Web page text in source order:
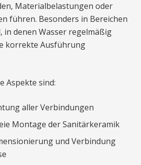
Materialbelastungen oder
führen. Besonders in Bereichen
in denen Wasser regelmäßig
korrekte Ausführung
Aspekte sind:
aller Verbindungen
Montage der Sanitärkeramik
und Verbindung